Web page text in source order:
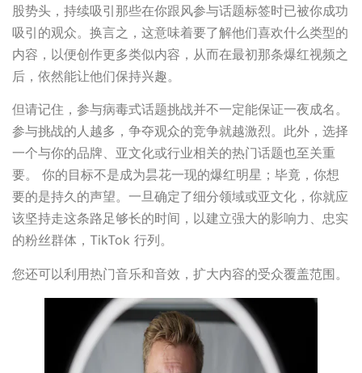
股势头，持续吸引那些在你跟风参与话题标签时已被你成功
吸引的观众。换言之，这意味着要了解他们喜欢什么类型的
内容，以便创作更多类似内容，从而在最初那条爆红视频之
后，依然能让他们保持兴趣。
但请记住，参与病毒式话题挑战并不一定能保证一夜成名。
参与挑战的人越多，争夺观众的竞争就越激烈。此外，选择
一个与你的品牌、亚文化或行业相关的热门话题也至关重
要。 你的目标不是成为昙花一现的爆红明星；毕竟，你想
要的是持久的声望。一旦确定了细分领域或亚文化，你就应
该坚持走这条路足够长的时间，以建立强大的影响力、忠实
的粉丝群体，TikTok 行列。
您还可以利用热门音乐和音效，扩大内容的受众覆盖范围。